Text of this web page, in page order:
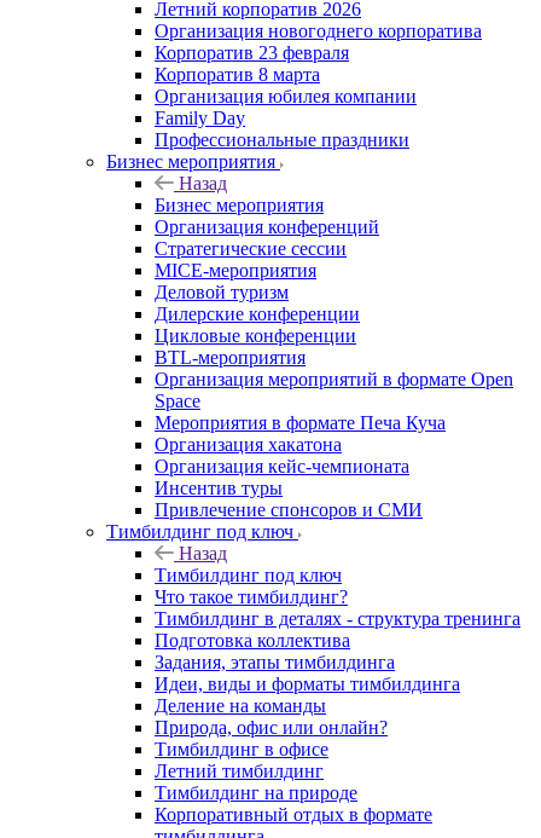
Летний корпоратив 2026
Организация новогоднего корпоратива
Корпоратив 23 февраля
Корпоратив 8 марта
Организация юбилея компании
Family Day
Профессиональные праздники
Бизнес мероприятия
Назад
Бизнес мероприятия
Организация конференций
Стратегические сессии
MICE-мероприятия
Деловой туризм
Дилерские конференции
Цикловые конференции
BTL-мероприятия
Организация мероприятий в формате Open
Space
Мероприятия в формате Печа Куча
Организация хакатона
Организация кейс-чемпионата
Инсентив туры
Привлечение спонсоров и СМИ
Тимбилдинг под ключ
Назад
Тимбилдинг под ключ
Что такое тимбилдинг?
Тимбилдинг в деталях - структура тренинга
Подготовка коллектива
Задания, этапы тимбилдинга
Идеи, виды и форматы тимбилдинга
Деление на команды
Природа, офис или онлайн?
Тимбилдинг в офисе
Летний тимбилдинг
Тимбилдинг на природе
Корпоративный отдых в формате